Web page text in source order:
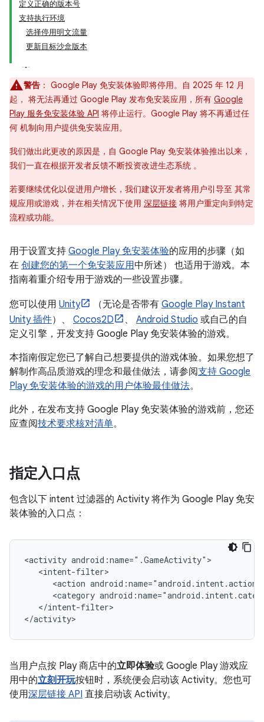
定义正确的版本号
支持执行环境
选择停用明文流量
更新目标沙盒版本
警告 ： Google Play 免安装体验即将停用。自 2025 年 12 月
起， 将无法再通过 Google Play 发布免安装应用，所有 Google
Play 服务免安装体验 API 将停止运行。Google Play 将不再通过任
何 机制向用户提供免安装应用。
我们做出此更改的原因是，自 Google Play 免安装体验推出以来，
我们一直在根据开发者反馈不断投资改进生态系统 。
若要继续优化以促进用户增长，我们建议开发者将用户引导至 其常
规应用或游戏，并在相关情况下使用 深层链接 将用户重定向到特定
流程或功能。
用于设置支持 Google Play 免安装体验的应用的步骤（如
在 创建您的第一个免安装应用中所述） 也适用于游戏。本
指南着重介绍专用于游戏的一些设置步骤。
您可以使用 Unity （无论是否带有 Google Play Instant
Unity 插件）、 Cocos2D 、 Android Studio 或自己的自
定义引擎，开发支持 Google Play 免安装体验的游戏。
本指南假定您已了解自己想要提供的游戏体验。如果您想了
解制作高品质游戏的理念和最佳做法，请参阅支持 Google
Play 免安装体验的游戏的用户体验最佳做法。
此外，在发布支持 Google Play 免安装体验的游戏前，您还
应查阅技术要求核对清单。
指定入口点
包含以下 intent 过滤器的 Activity 将作为 Google Play 免安
装体验的入口点：
<activity
<action
<category
</intent-filter>
当用户点按 Play 商店中的立即体验或 Google Play 游戏应
用中的立刻开玩按钮时，系统便会启动该 Activity。您也可
使用深层链接 API 直接启动该 Activity。